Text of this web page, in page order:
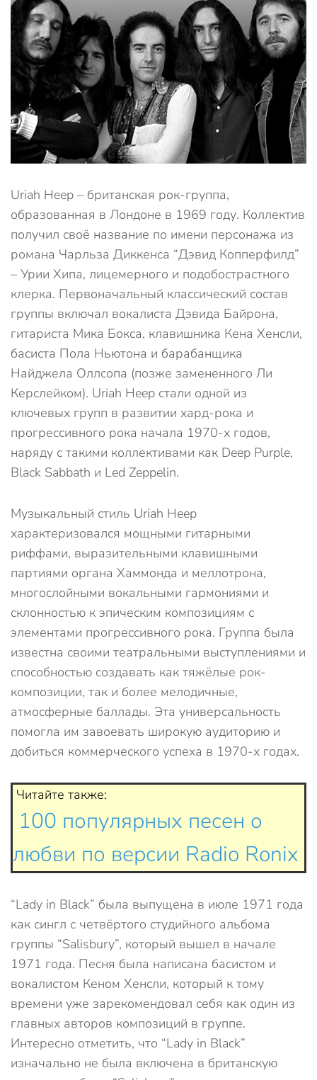
Uriah Heep – британская рок-группа,
образованная в Лондоне в 1969 году. Коллектив
получил своё название по имени персонажа из
романа Чарльза Диккенса “Дэвид Копперфилд”
– Урии Хипа, лицемерного и подобострастного
клерка. Первоначальный классический состав
группы включал вокалиста Дэвида Байрона,
гитариста Мика Бокса, клавишника Кена Хенсли,
басиста Пола Ньютона и барабанщика
Найджела Оллсопа (позже замененного Ли
Керслейком). Uriah Heep стали одной из
ключевых групп в развитии хард-рока и
прогрессивного рока начала 1970-х годов,
наряду с такими коллективами как Deep Purple,
Black Sabbath и Led Zeppelin.
Музыкальный стиль Uriah Heep
характеризовался мощными гитарными
риффами, выразительными клавишными
партиями органа Хаммонда и меллотрона,
многослойными вокальными гармониями и
склонностью к эпическим композициям с
элементами прогрессивного рока. Группа была
известна своими театральными выступлениями и
способностью создавать как тяжёлые рок-
композиции, так и более мелодичные,
атмосферные баллады. Эта универсальность
помогла им завоевать широкую аудиторию и
добиться коммерческого успеха в 1970-х годах.
Читайте также:
100 популярных песен о
любви по версии Radio Ronix
“Lady in Black” была выпущена в июле 1971 года
как сингл с четвёртого студийного альбома
группы “Salisbury”, который вышел в начале
1971 года. Песня была написана басистом и
вокалистом Кеном Хенсли, который к тому
времени уже зарекомендовал себя как один из
главных авторов композиций в группе.
Интересно отметить, что “Lady in Black”
изначально не была включена в британскую